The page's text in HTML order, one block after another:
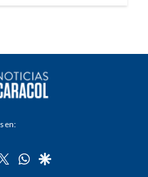
en:
twitterwhatsapp
google